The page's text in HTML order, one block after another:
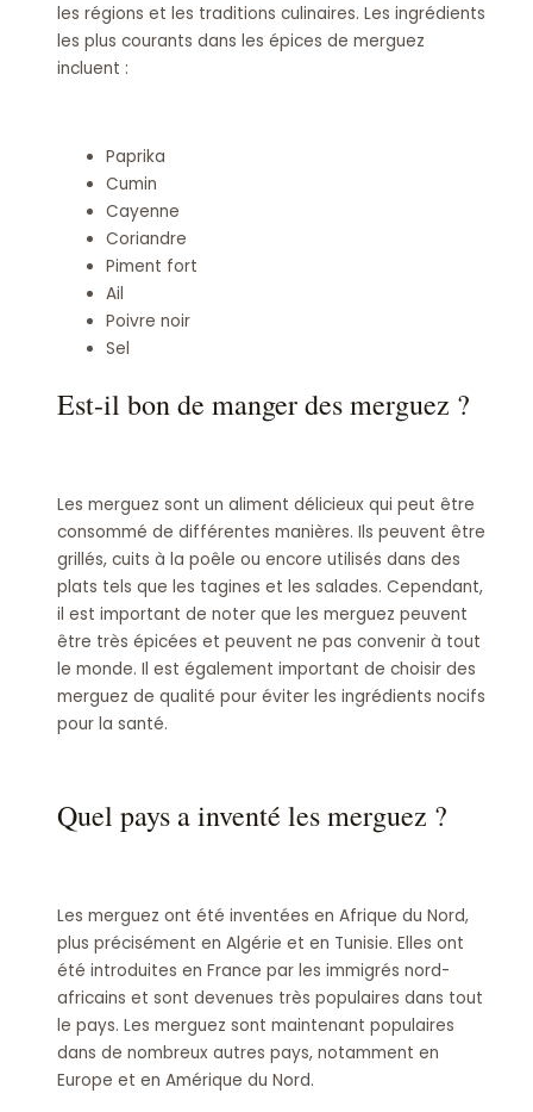
les régions et les traditions culinaires. Les ingrédients
les plus courants dans les épices de merguez
incluent :
Paprika
Cumin
Cayenne
Coriandre
Piment fort
Ail
Poivre noir
Sel
Est-il bon de manger des merguez ?
Les merguez sont un aliment délicieux qui peut être
consommé de différentes manières. Ils peuvent être
grillés, cuits à la poêle ou encore utilisés dans des
plats tels que les tagines et les salades. Cependant,
il est important de noter que les merguez peuvent
être très épicées et peuvent ne pas convenir à tout
le monde. Il est également important de choisir des
merguez de qualité pour éviter les ingrédients nocifs
pour la santé.
Quel pays a inventé les merguez ?
Les merguez ont été inventées en Afrique du Nord,
plus précisément en Algérie et en Tunisie. Elles ont
été introduites en France par les immigrés nord-
africains et sont devenues très populaires dans tout
le pays. Les merguez sont maintenant populaires
dans de nombreux autres pays, notamment en
Europe et en Amérique du Nord.